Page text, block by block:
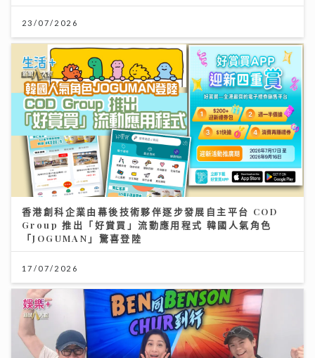
23/07/2026
香港創科企業由幕後技術夥伴逐步發展自主平台 COD
Group 推出「好賞買」流動應用程式 韓國人氣角色
「JOGUMAN」驚喜登陸
17/07/2026